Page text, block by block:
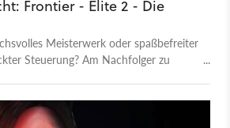
Frontier - Elite 2 - Die
Meisterwerk oder spaßbefreiter
Steuerung? Am Nachfolger zu
Elite 2 wirkt No Man’s Sky wie ein